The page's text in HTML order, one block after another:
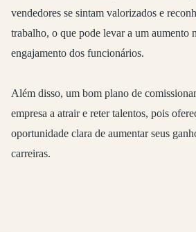
vendedores se sintam valorizados e
trabalho, o que pode levar a um aumento
engajamento dos funcionários.
Além disso, um bom plano de
empresa a atrair e reter talentos, pois
oportunidade clara de aumentar seus
carreiras.